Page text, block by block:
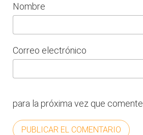
Nombre
Correo electrónico
para la próxima vez que comente.